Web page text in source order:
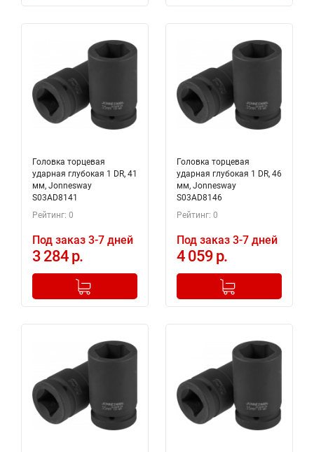
Головка торцевая
ударная глубокая 1 DR, 41
мм, Jonnesway
S03AD8141
Рейтинг: 0
Под заказ 3-7 дней
3 284 р.
+
Добавлено в корзину
Головка торцевая
ударная глубокая 1 DR, 46
мм, Jonnesway
S03AD8146
Рейтинг: 0
Под заказ 3-7 дней
4 059 р.
+
Добавлено в корзину